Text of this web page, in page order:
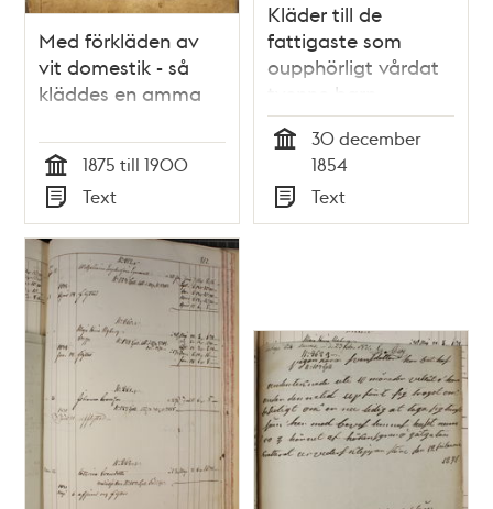
Med förkläden av
vit domestik - så
kläddes en amma
Tid
1875 till 1900
Typ
Text
Kläder till de
fattigaste som
oupphörligt vårdat
tvenne barn
30 december
1854
Typ
Text